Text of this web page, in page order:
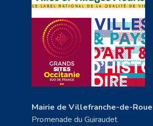
Mairie de Villefranche-de-
Promenade du Guiraudet